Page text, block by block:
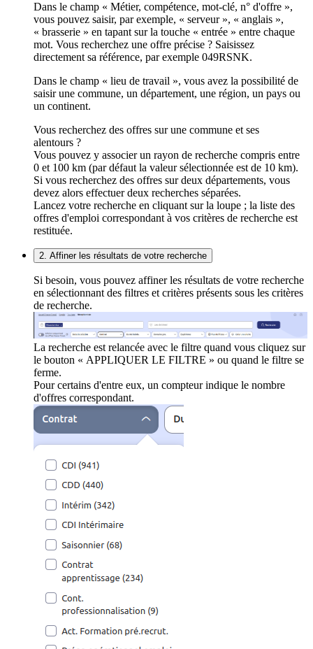
Dans le champ « Métier, compétence, mot-clé, n° d'offre »,
vous pouvez saisir, par exemple, « serveur », « anglais »,
« brasserie » en tapant sur la touche « entrée » entre chaque
mot. Vous recherchez une offre précise ? Saisissez
directement sa référence, par exemple 049RSNK.
Dans le champ « lieu de travail », vous avez la possibilité de
saisir une commune, un département, une région, un pays ou
un continent.
Vous recherchez des offres sur une commune et ses
alentours ?
Vous pouvez y associer un rayon de recherche compris entre
0 et 100 km (par défaut la valeur sélectionnée est de 10 km).
Si vous recherchez des offres sur deux départements, vous
devez alors effectuer deux recherches séparées.
Lancez votre recherche en cliquant sur la loupe ; la liste des
offres d'emploi correspondant à vos critères de recherche est
restituée.
2. Affiner les résultats de votre recherche
Si besoin, vous pouvez affiner les résultats de votre recherche
en sélectionnant des filtres et critères présents sous les critères
de recherche.
La recherche est relancée avec le filtre quand vous cliquez sur
le bouton « APPLIQUER LE FILTRE » ou quand le filtre se
ferme.
Pour certains d'entre eux, un compteur indique le nombre
d'offres correspondant.